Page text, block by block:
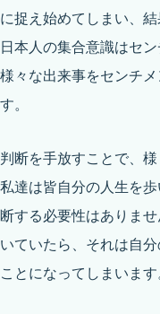
に捉え始めてしまい、
日本人の集合意識はセ
様々な出来事をセンチ
す。
判断を手放すことで、
私達は皆自分の人生を
断する必要性はありま
いていたら、それは自
ことになってしまいます